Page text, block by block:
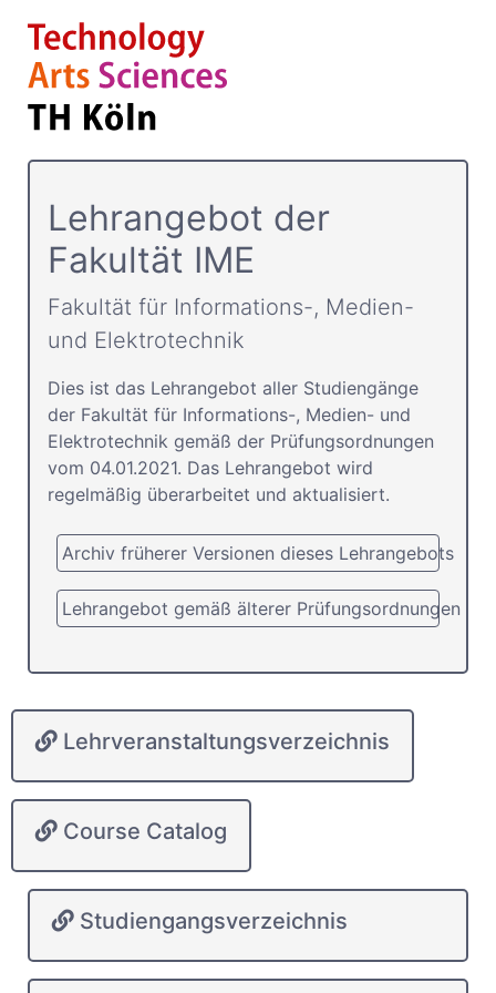
Lehrangebot der
Fakultät IME
Fakultät für Informations-, Medien-
und Elektrotechnik
Dies ist das Lehrangebot aller Studiengänge
der Fakultät für Informations-, Medien- und
Elektrotechnik gemäß der Prüfungsordnungen
vom 04.01.2021. Das Lehrangebot wird
regelmäßig überarbeitet und aktualisiert.
Archiv früherer Versionen dieses Lehrangebots
Lehrangebot gemäß älterer Prüfungsordnungen
Lehrveranstaltungsverzeichnis
Course Catalog
Studiengangsverzeichnis